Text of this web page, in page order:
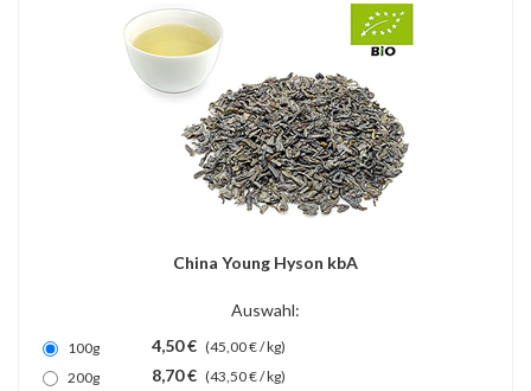
China Young Hyson kbA
Auswahl:
100g 4,50 € (45,00 € / kg)
200g
8,70 € (43,50 € / kg)